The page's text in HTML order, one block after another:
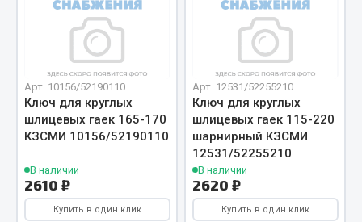
Кольца уплотнительные
Лента конвейерная
Манжеты
Паронит
Прокладки
Рукава высокого давления
Арт. 10156/52190110
Ключ для круглых
шлицевых гаек 165-170
КЗСМИ 10156/52190110
В наличии
2610 ₽
Купить в один клик
Арт. 12531/52255210
Ключ для круглых
шлицевых гаек 115-220
шарнирный КЗСМИ
12531/52255210
В наличии
2620 ₽
Купить в один клик